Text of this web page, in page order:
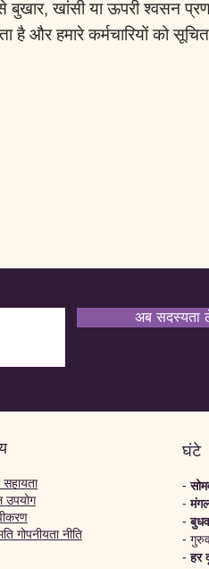
बुखार, खांसी या ऊपरी श्वसन
और हमारे कर्मचारियों को
अब सदस्यता
सहायता
उपयोग
गोपनीयता नीति
घंटे
-
-
-
-
-हर